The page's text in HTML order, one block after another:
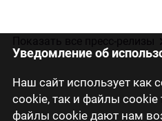
Уведомление об
Наш сайт использует как
cookie, так и файлы
файлы cookie дают нам